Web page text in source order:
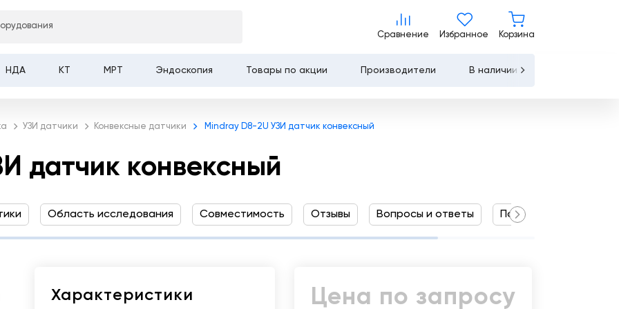
Сервисное
Сравнение
Сравнение
Избранное Корзина
НДА КТ МРТ Эндоскопия Товары по акции Производители В наличии
УЗИ датчики Конвексные датчики Mindray D8-2U УЗИ датчик конвексный
конвексный
Цена по запросу
Запросить КП Купить
датчик конвексный
Область исследования Совместимость Отзывы Вопросы и ответы Похожие товары
Характеристики Цена по запросу